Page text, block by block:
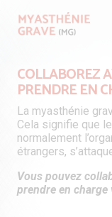
COLLABOREZ
PRENDRE EN
La myasthénie
Cela signifie que
normalement
étrangers,
Vous pouvez
prendre en charge